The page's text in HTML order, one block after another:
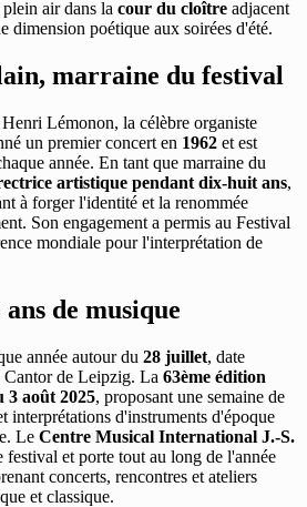
air dans la cour du cloître adjacent
dimension poétique aux soirées d'été.
marraine du festival
Lémonon, la célèbre organiste
un premier concert en 1962 et est
année. En tant que marraine du
artistique pendant dix-huit ans,
à forger l'identité et la renommée
Son engagement a permis au Festival
mondiale pour l'interprétation de
de musique
année autour du 28 juillet, date
Cantor de Leipzig. La 63ème édition
3 août 2025, proposant une semaine de
interprétations d'instruments d'époque
Le Centre Musical International J.-S.
festival et porte tout au long de l'année
concerts, rencontres et ateliers
et classique.